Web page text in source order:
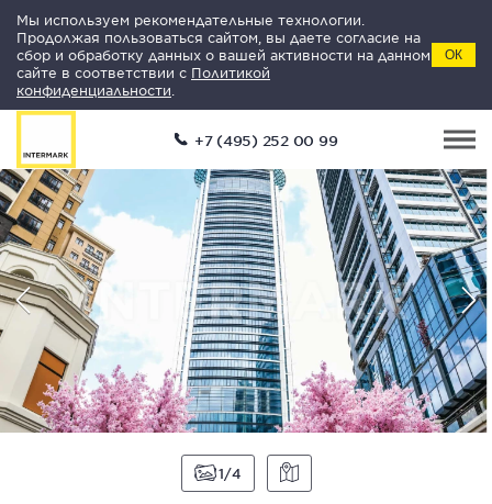
Мы используем рекомендательные технологии.
Продолжая пользоваться сайтом, вы даете согласие на
сбор и обработку данных о вашей активности на данном
сайте в соответствии с Политикой
конфиденциальности
ОК
+7 (495) 252 00 99
1 4